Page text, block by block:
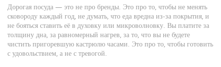
Дорогая посуда — это не про бренды. Это про то, чтобы не менять
сковороду каждый год, не думать, что еда вредна из-за покрытия, и
не бояться ставить её в духовку или микроволновку. Вы платите за
толщину дна, за равномерный нагрев, за то, что вы не будете
чистить пригоревшую кастрюлю часами. Это про то, чтобы готовить
с удовольствием, а не с тревогой.